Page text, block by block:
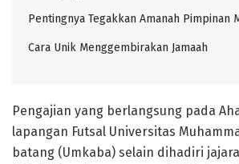
Pentingnya Tegakkan Amanah Pimpinan
Cara Unik Menggembirakan Jamaah
Pengajian yang berlangsung pada
lapangan Futsal Universitas
batang (Umkaba) selain dihadiri